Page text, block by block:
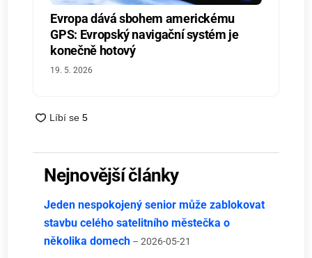
Evropa dává sbohem americkému
GPS: Evropský navigační systém je
konečně hotový
19. 5. 2026
Nejnovější články
Jeden nespokojený senior může zablokovat
stavbu celého satelitního městečka o
několika domech – 2026-05-21